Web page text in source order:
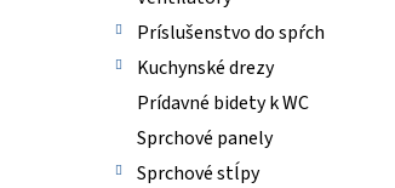
Príslušenstvo do spŕch
Kuchynské drezy
Prídavné bidety k WC
Sprchové panely
Sprchové stĺpy